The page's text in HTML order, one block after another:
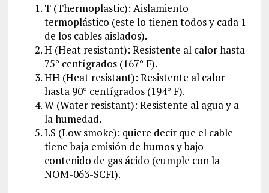
T (Thermoplastic): Aislamiento
termoplástico (este lo tienen todos y cada 1
de los cables aislados).
H (Heat resistant): Resistente al calor hasta
75° centígrados (167° F).
HH (Heat resistant): Resistente al calor
hasta 90° centígrados (194° F).
W (Water resistant): Resistente al agua y a
la humedad.
LS (Low smoke): quiere decir que el cable
tiene baja emisión de humos y bajo
contenido de gas ácido (cumple con la
NOM-063-SCFI).